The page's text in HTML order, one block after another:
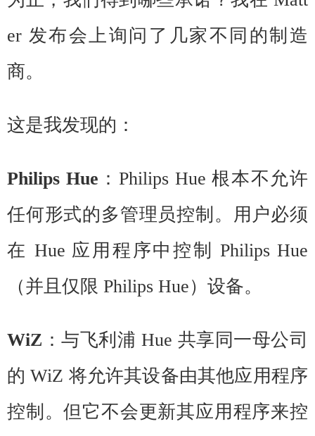
er 发布会上询问了几家不同的制造
商。
这是我发现的：
Philips Hue ：Philips Hue 根本不允许
任何形式的多管理员控制。用户必须
在 Hue 应用程序中控制 Philips Hue
（并且仅限 Philips Hue）设备。
WiZ ：与飞利浦 Hue 共享同一母公司
的 WiZ 将允许其设备由其他应用程序
控制。但它不会更新其应用程序来控